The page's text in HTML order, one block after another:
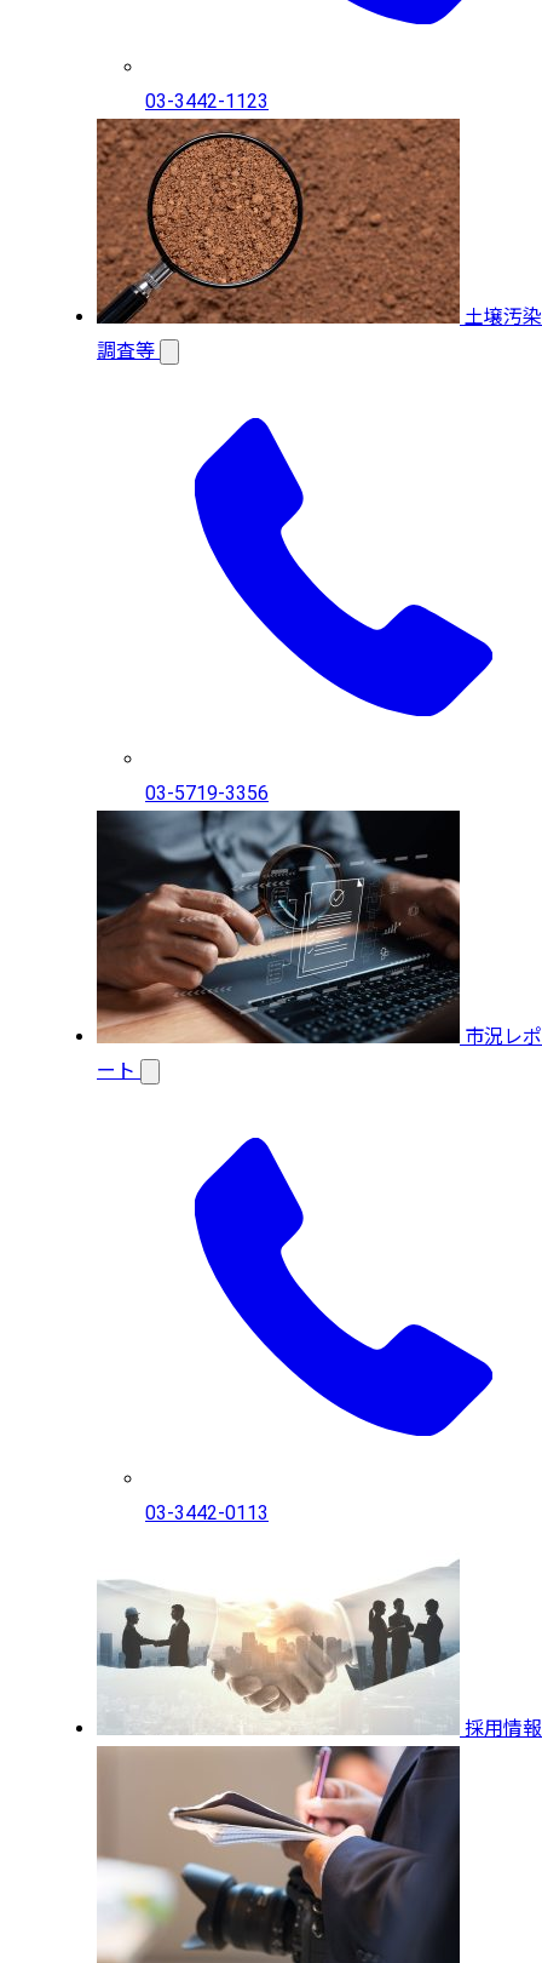
03-3442-1123
土壌汚染
調査等
03-5719-3356
市況レポ
ート
03-3442-0113
採用情報